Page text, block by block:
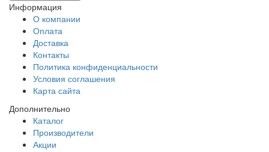
Информация
О компании
Оплата
Доставка
Контакты
Политика конфиденциальности
Условия соглашения
Карта сайта
Дополнительно
Каталог
Производители
Акции